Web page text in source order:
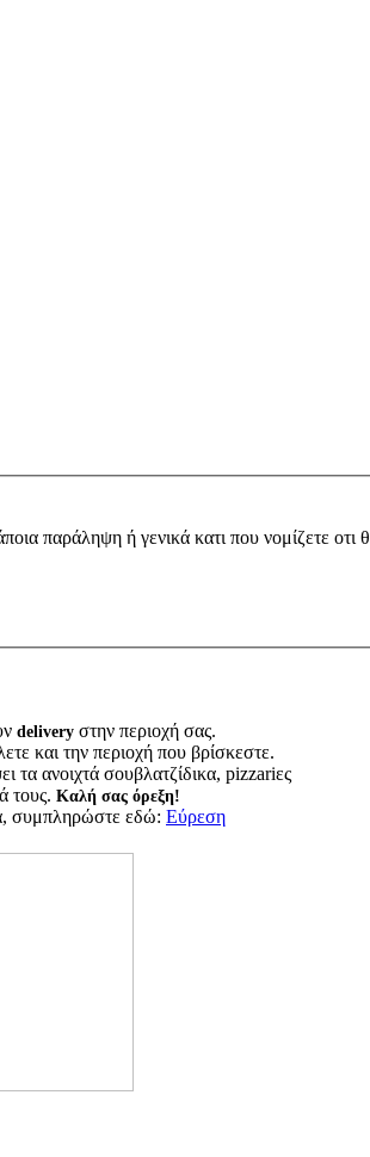
παράληψη ή γενικά κατι που νομίζετε
delivery στην περιοχή σας.
και την περιοχή που βρίσκεστε.
τα ανοιχτά σουβλατζίδικα, pizzariες
τους. Καλή σας όρεξη!
συμπληρώστε εδώ: Εύρεση